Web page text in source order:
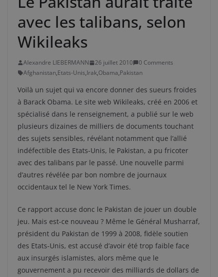
avec les talibans, selon
Wikileaks
Alexandre LIEBERMANN 26 juillet 2010
0 Comments
Afghanistan,Etats-Unis,Irak,Obama,Pakistan
Voilà un sujet qui va encore donner des sueurs froides
à Barack Obama. Le site web Wikileaks, créé en 2006 et
spécialisé dans le renseignement, a publié sur le web
plusieurs dizaines de milliers de documents touchant
des sujets sensibles, révélant notamment que l’allié
indéfectible des Etats-Unis, le Pakistan, a pu fricoter
avec des talibans par le passé. Une nouvelle parmi
d’autres révélée par bon nombre de journaux
occidentaux tel le New York Times.
Ce rapport accuse donc le Pakistan de jouer un double
jeu. Mais est-ce nouveau ? Même le Général Musharraf,
président du Pakistan de 1999 à 2008, fidèle soutien
des Etats-Unis, est accusé d’avoir été trop faible face
aux insurgés islamistes, alors même que le
gouvernement a pu recevoir des milliards de dollars de